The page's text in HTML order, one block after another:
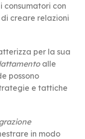
consumatori con
creare relazioni
per la sua
alle
possono
e tattiche
in modo